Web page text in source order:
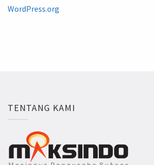
WordPress.org
TENTANG KAMI